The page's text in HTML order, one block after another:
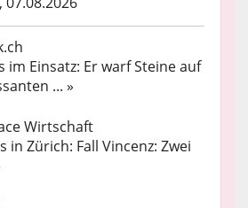
im Einsatz: Er warf Steine auf
... »
in Zürich: Fall Vincenz: Zwei